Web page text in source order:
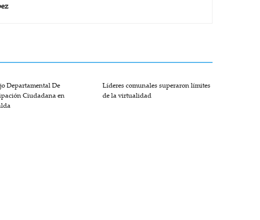
Departamental De
Ciudadana en
Líderes comunales superaron límites
de la virtualidad